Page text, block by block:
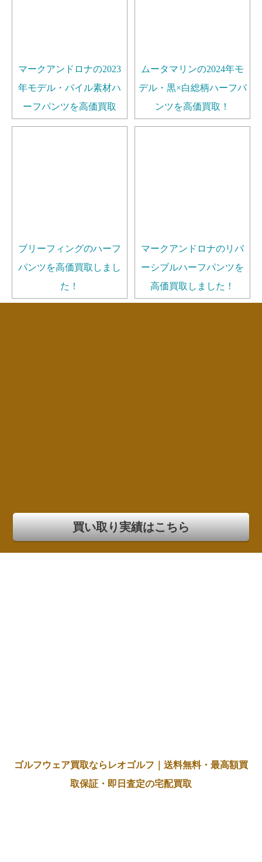
マークアンドロナの2023
年モデル・パイル素材ハ
ーフパンツを高価買取
ムータマリンの2024年モ
デル・黒×白総柄ハーフパ
ンツを高価買取！
ブリーフィングのハーフ
パンツを高価買取しまし
た！
マークアンドロナのリバ
ーシブルハーフパンツを
高価買取しました！
買い取り実績はこちら
ゴルフウェア買取ならレオゴルフ｜送料無料・最高額買
取保証・即日査定の宅配買取